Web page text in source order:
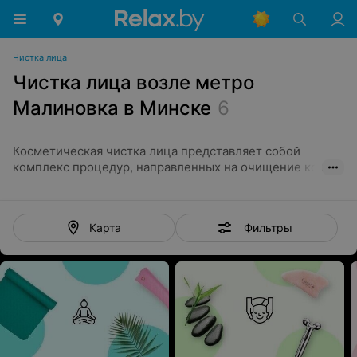
Чистка лица
Чистка лица возле метро
Малиновка в Минске 6
Косметическая чистка лица представляет собой
комплекс процедур, направленных на очищение кожи.
воспалительные элементы. Также процедура
Косметическая чистка лица
Чистка лица в Минске проводится несколькими
методами:
Механическая;
Вакуумная;
Карта Фильтры